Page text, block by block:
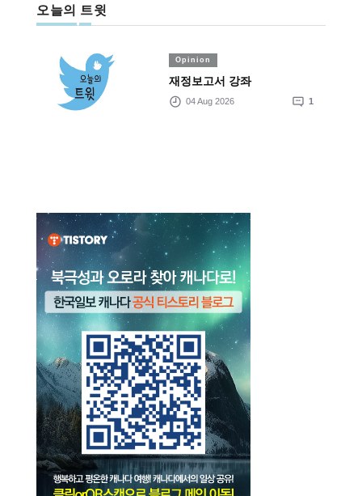
오늘의 트윗
Opinion
재정보고서 강좌
04 Aug 2026 1